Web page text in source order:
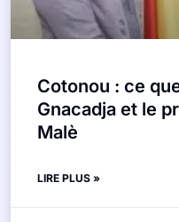
Cotonou : ce
Gnacadja et le
Malè
LIRE PLUS »